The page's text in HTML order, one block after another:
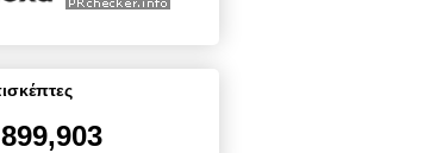
899,903